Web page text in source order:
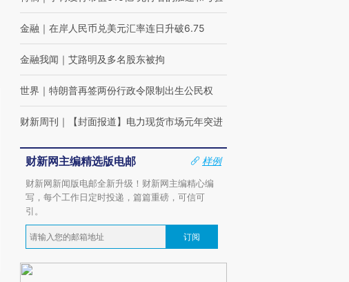
金融 ｜ 在岸人民币兑美元汇率连日升破6.75
金融我闻 ｜ 艾路明及多名股东被拘
世界 ｜ 特朗普再签两份行政令限制出生公民权
财新周刊 ｜ 【封面报道】电力现货市场元年突进
财新网主编精选版电邮
样例
财新网新闻版电邮全新升级！财新网主编精心编
写，每个工作日定时投递，篇篇重磅，可信可
引。
订阅